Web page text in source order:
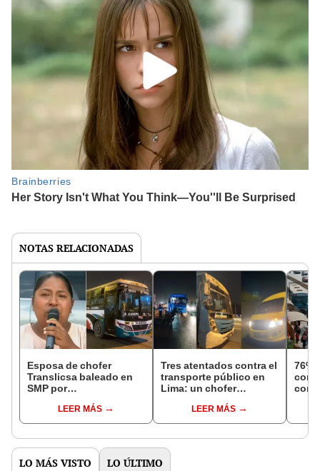
NOTAS RELACIONADAS
Esposa de chofer
Translicsa baleado en
SMP por
ayuda para costear
operación: "Está en
LEER MÁS
Tres atentados contra el
transporte público en
Lima: un chofer
heridos en una sola
noche
LEER MÁS
76%
LO MÁS VISTO LO ÚLTIMO